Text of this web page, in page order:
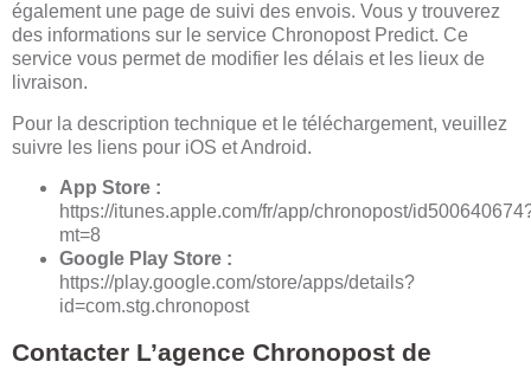
également une page de suivi des envois. Vous y trouverez
des informations sur le service Chronopost Predict. Ce
service vous permet de modifier les délais et les lieux de
livraison.
Pour la description technique et le téléchargement, veuillez
suivre les liens pour iOS et Android.
App Store :
https://itunes.apple.com/fr/app/chronopost/
mt=8
Google Play Store :
https://play.google.com/store/apps/details?
id=com.stg.chronopost
Contacter L’agence Chronopost de